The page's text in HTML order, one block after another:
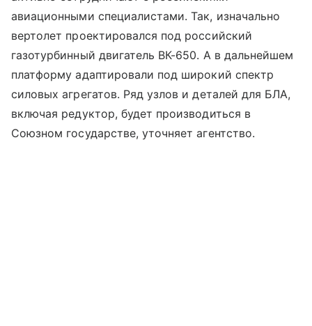
авиационными специалистами. Так, изначально
вертолет проектировался под российский
газотурбинный двигатель ВК-650. А в дальнейшем
платформу адаптировали под широкий спектр
силовых агрегатов. Ряд узлов и деталей для БЛА,
включая редуктор, будет производиться в
Союзном государстве, уточняет агентство.